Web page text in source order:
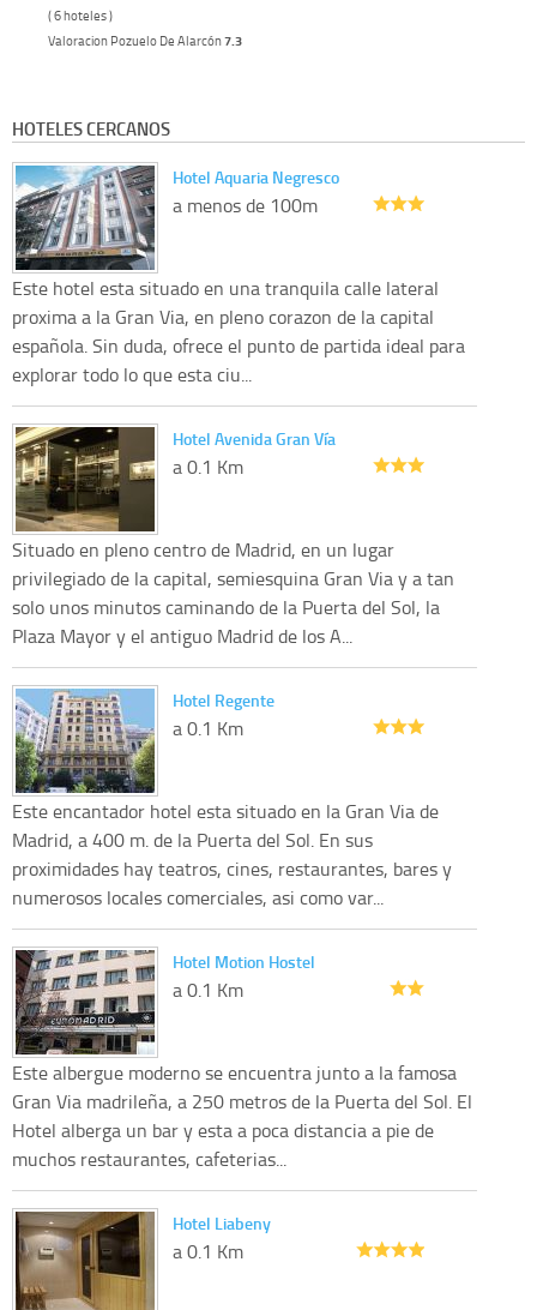
( 6 hoteles )
Valoracion Pozuelo De Alarcón7.3
HOTELES CERCANOS
Hotel Aquaria Negresco
a menos de 100m
Este hotel esta situado en una tranquila calle lateral
proxima a la Gran Via, en pleno corazon de la capital
española. Sin duda, ofrece el punto de partida ideal para
explorar todo lo que esta ciu...
Hotel Avenida Gran Vía
a 0.1 Km
Situado en pleno centro de Madrid, en un lugar
privilegiado de la capital, semiesquina Gran Via y a tan
solo unos minutos caminando de la Puerta del Sol, la
Plaza Mayor y el antiguo Madrid de los A...
Hotel Regente
a 0.1 Km
Este encantador hotel esta situado en la Gran Via de
Madrid, a 400 m. de la Puerta del Sol. En sus
proximidades hay teatros, cines, restaurantes, bares y
numerosos locales comerciales, asi como var...
Hotel Motion Hostel
a 0.1 Km
Este albergue moderno se encuentra junto a la famosa
Gran Via madrileña, a 250 metros de la Puerta del Sol. El
Hotel alberga un bar y esta a poca distancia a pie de
muchos restaurantes, cafeterias...
Hotel Liabeny
a 0.1 Km